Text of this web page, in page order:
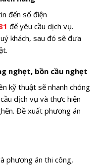
đến số điện
để yêu cầu dịch vụ.
khách, sau đó sẽ đưa
nghẹt, bồn cầu nghẹt
kỹ thuật sẽ nhanh chóng
dịch vụ và thực hiện
Đề xuất phương án
phương án thi công,